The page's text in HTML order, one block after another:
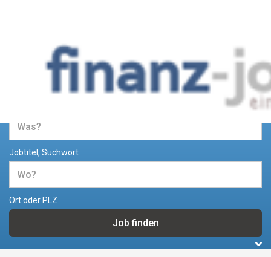
Jobs und Stellenangebote im
Bereich Finanzen
Jobtitel, Suchwort
Ort oder PLZ